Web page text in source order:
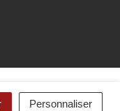
Personnaliser